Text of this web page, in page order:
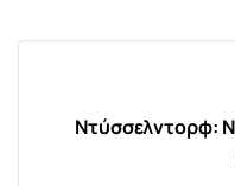
Ντύσσελντορφ: